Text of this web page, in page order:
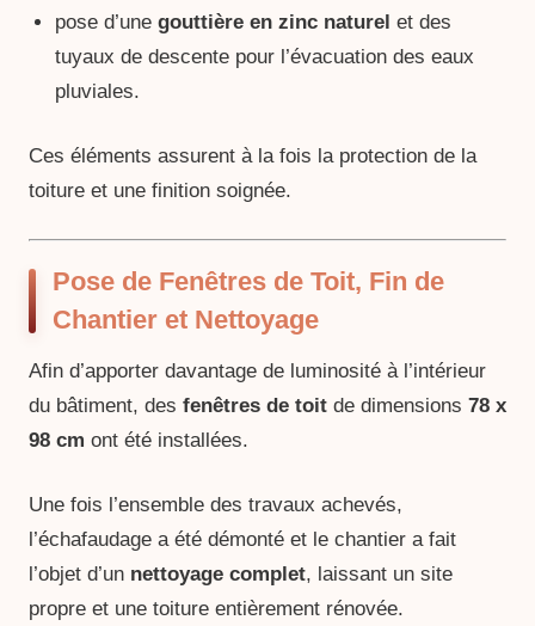
pose d’une gouttière en zinc naturel et des
tuyaux de descente pour l’évacuation des eaux
pluviales.
Ces éléments assurent à la fois la protection de la
toiture et une finition soignée.
Pose de Fenêtres de Toit, Fin de
Chantier et Nettoyage
Afin d’apporter davantage de luminosité à l’intérieur
du bâtiment, des fenêtres de toit de dimensions 78 x
98 cm ont été installées.
Une fois l’ensemble des travaux achevés,
l’échafaudage a été démonté et le chantier a fait
l’objet d’un nettoyage complet, laissant un site
propre et une toiture entièrement rénovée.